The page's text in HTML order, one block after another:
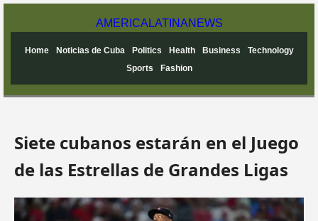
AMERICA LATINANEWS
Home Noticias de Cuba Politics Health Business
Technology
Sports
Fashion
Siete cubanos estarán en el Juego
de las Estrellas de Grandes Ligas